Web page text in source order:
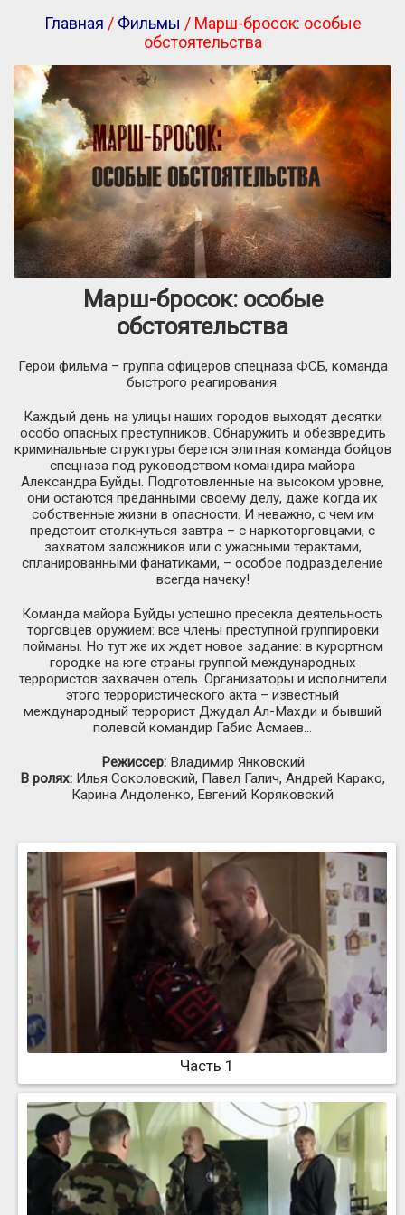
Главная / Фильмы / Марш-бросок: особые
обстоятельства
Марш-бросок: особые
обстоятельства
Герои фильма – группа офицеров спецназа ФСБ, команда
быстрого реагирования.
Каждый день на улицы наших городов выходят десятки
особо опасных преступников. Обнаружить и обезвредить
криминальные структуры берется элитная команда бойцов
спецназа под руководством командира майора
Александра Буйды. Подготовленные на высоком уровне,
они остаются преданными своему делу, даже когда их
собственные жизни в опасности. И неважно, с чем им
предстоит столкнуться завтра – с наркоторговцами, с
захватом заложников или с ужасными терактами,
спланированными фанатиками, – особое подразделение
всегда начеку!
Команда майора Буйды успешно пресекла деятельность
торговцев оружием: все члены преступной группировки
пойманы. Но тут же их ждет новое задание: в курортном
городке на юге страны группой международных
террористов захвачен отель. Организаторы и исполнители
этого террористического акта – известный
международный террорист Джудал Ал-Махди и бывший
полевой командир Габис Асмаев…
Режиссер: Владимир Янковский
В ролях: Илья Соколовский, Павел Галич, Андрей Карако,
Карина Андоленко, Евгений Коряковский
Часть 1